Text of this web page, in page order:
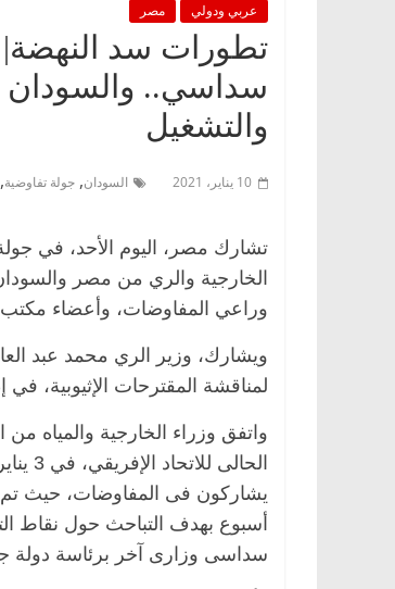
عربي ودولي مصر
تطورات سد النهضة|
سداسي.. والسودان
والتشغيل
10 يناير، 2021 السودان, جولة تفاوضية,
تشارك مصر، اليوم الأحد، في
الخارجية والري من مصر والسودان
وراعي المفاوضات، وأعضاء مكتب
ويشارك، وزير الري محمد عبد
لمناقشة المقترحات الإثيوبية، في
واتفق وزراء الخارجية والمياه
يشاركون فى المفاوضات، حيث تم
أسبوع بهدف التباحث حول نقاط
سداسى وزارى آخر برئاسة دولة
الرئيسية مصر
قانوني دافع
للحرية (بروفايل)
26 يناير، 2026
ناس وناس
ميلاده وحيداً على أبواب